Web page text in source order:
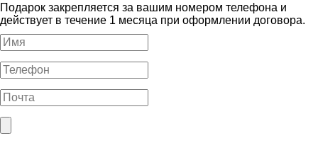
Подарок закрепляется за вашим номером телефона и
действует в течение 1 месяца при оформлении договора.